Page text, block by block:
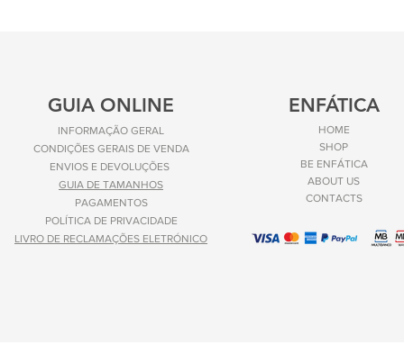
GUIA ONLINE
INFORMAÇÃO GERAL
CONDIÇÕES GERAIS DE VENDA
ENVIOS E DEVOLUÇÕES
GUIA DE TAMANHOS
PAGAMENTOS
POLÍTICA DE PRIVACIDADE
LIVRO DE RECLAMAÇÕES ELETRÓNICO
ENFÁTICA
HOME
SHOP
BE ENFÁTICA
ABOUT US
CONTACTS